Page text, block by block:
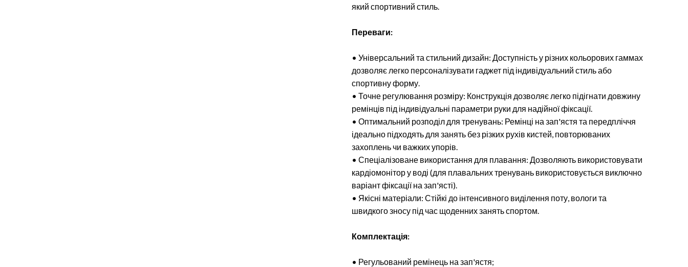
який спортивний стиль.
Переваги:
• Універсальний та стильний дизайн: Доступність у різних кольорових гаммах
дозволяє легко персоналізувати гаджет під індивідуальний стиль або
спортивну форму.
• Точне регулювання розміру: Конструкція дозволяє легко підігнати довжину
ремінців під індивідуальні параметри руки для надійної фіксації.
• Оптимальний розподіл для тренувань: Ремінці на зап'ястя та передпліччя
ідеально підходять для занять без різких рухів кистей, повторюваних
захоплень чи важких упорів.
• Спеціалізоване використання для плавання: Дозволяють використовувати
кардіомонітор у воді (для плавальних тренувань використовується виключно
варіант фіксації на зап'ясті).
• Якісні матеріали: Стійкі до інтенсивного виділення поту, вологи та
швидкого зносу під час щоденних занять спортом.
Комплектація:
• Регульований ремінець на зап'ястя;